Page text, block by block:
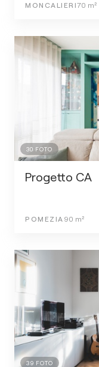
MONCALIERI70 m²
30 FOTO
Progetto CA
POMEZIA 90 m²
39 FOTO